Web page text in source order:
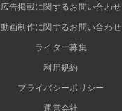
広告掲載に関するお問い合わせ
動画制作に関するお問い合わせ
ライター募集
利用規約
プライバシーポリシー
運営会社